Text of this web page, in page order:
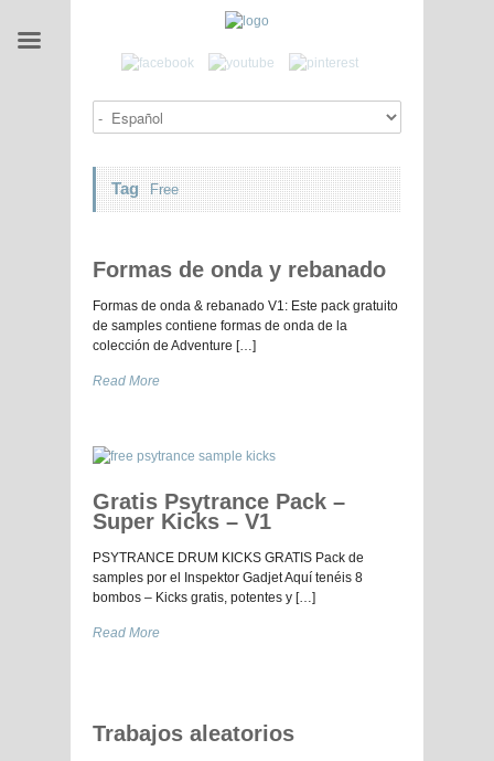
Tag Free
Formas de onda y rebanado
Formas de onda & rebanado V1: Este pack gratuito
de samples contiene formas de onda de la
colección de Adventure […]
Read More
Gratis Psytrance Pack –
Super Kicks – V1
PSYTRANCE DRUM KICKS GRATIS Pack de
samples por el Inspektor Gadjet Aquí tenéis 8
bombos – Kicks gratis, potentes y […]
Read More
Trabajos aleatorios